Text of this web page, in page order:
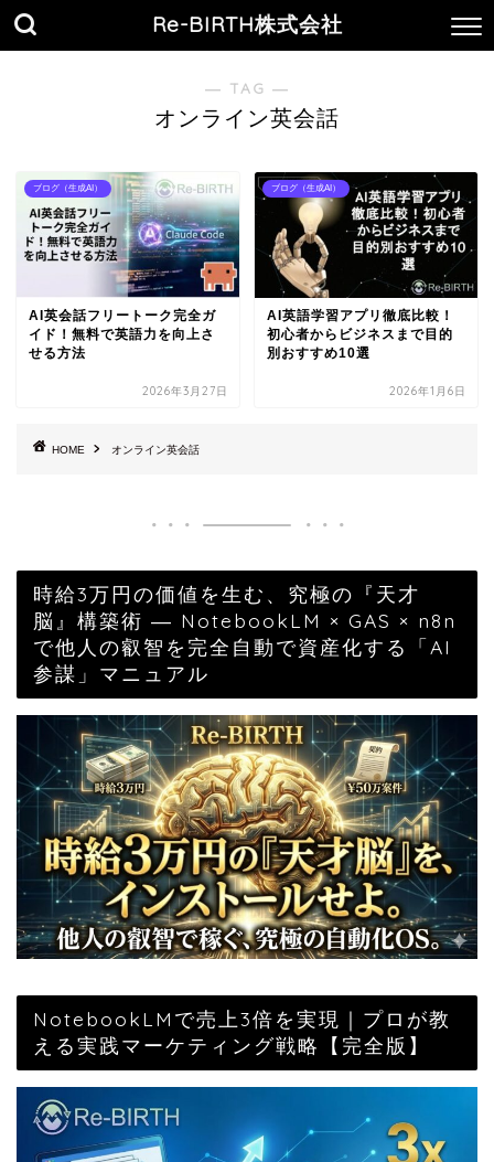
Re-BIRTH株式会社
― TAG ―
オンライン英会話
ブログ（生成AI）
AI英会話フリートーク完全ガ
イド！無料で英語力を向上さ
せる方法
2026年3月27日
ブログ（生成AI）
AI英語学習アプリ徹底比較！
初心者からビジネスまで目的
別おすすめ10選
2026年1月6日
HOME オンライン英会話
時給3万円の価値を生む、究極の『天才
脳』構築術 ― NotebookLM × GAS × n8n
で他人の叡智を完全自動で資産化する「AI
参謀」マニュアル
NotebookLMで売上3倍を実現｜プロが教
える実践マーケティング戦略【完全版】